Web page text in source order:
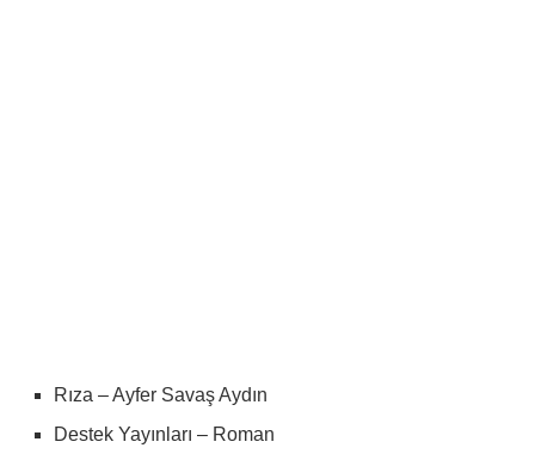
Rıza – Ayfer Savaş Aydın
Destek Yayınları – Roman